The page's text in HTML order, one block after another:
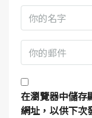
在瀏覽器中儲存
網址，以供下次